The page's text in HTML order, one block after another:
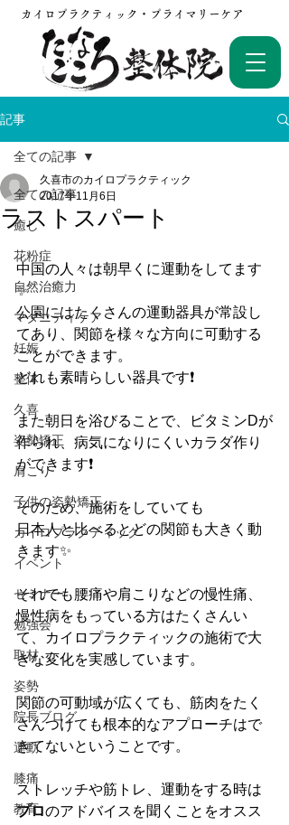
カイロプラクティック・プライマリーケア
記事
全ての記事
癒し
花粉症
自然治癒力
マタニティケア
妊娠
整体
久喜
姿勢矯正
肩こり
子供の姿勢矯正
カイロプラクティック
イベント
セミナー
勉強会
取材
姿勢
院長ブログ
運動
膝痛
教育
全ての記事
ラストスパート
久喜市のカイロプラクティック
2017年11月6日
中国の人々は朝早くに運動をしてます
✨
公園にはたくさんの運動器具が常設し
てあり、関節を様々な方向に可動する
ことができます。
どれも素晴らしい器具です❗️
また朝日を浴びることで、ビタミンDが
作られ、病気になりにくいカラダ作り
ができます❗️
そのため、施術をしていても
日本人と比べるとどの関節も大きく動
きます✨
それでも腰痛や肩こりなどの慢性痛、
慢性病をもっている方はたくさんい
て、カイロプラクティックの施術で大
きな変化を実感しています。
関節の可動域が広くても、筋肉をたく
さんつけても根本的なアプローチはで
きてないということです。
ストレッチや筋トレ、運動をする時は
プロのアドバイスを聞くことをオスス